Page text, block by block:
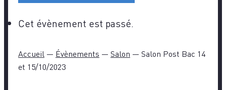
Cet évènement est passé.
Accueil — Évènements — Salon — Salon Post Bac 14
et 15/10/2023